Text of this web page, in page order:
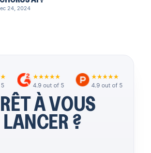
24, 2024
À VOUS
LANCER ?